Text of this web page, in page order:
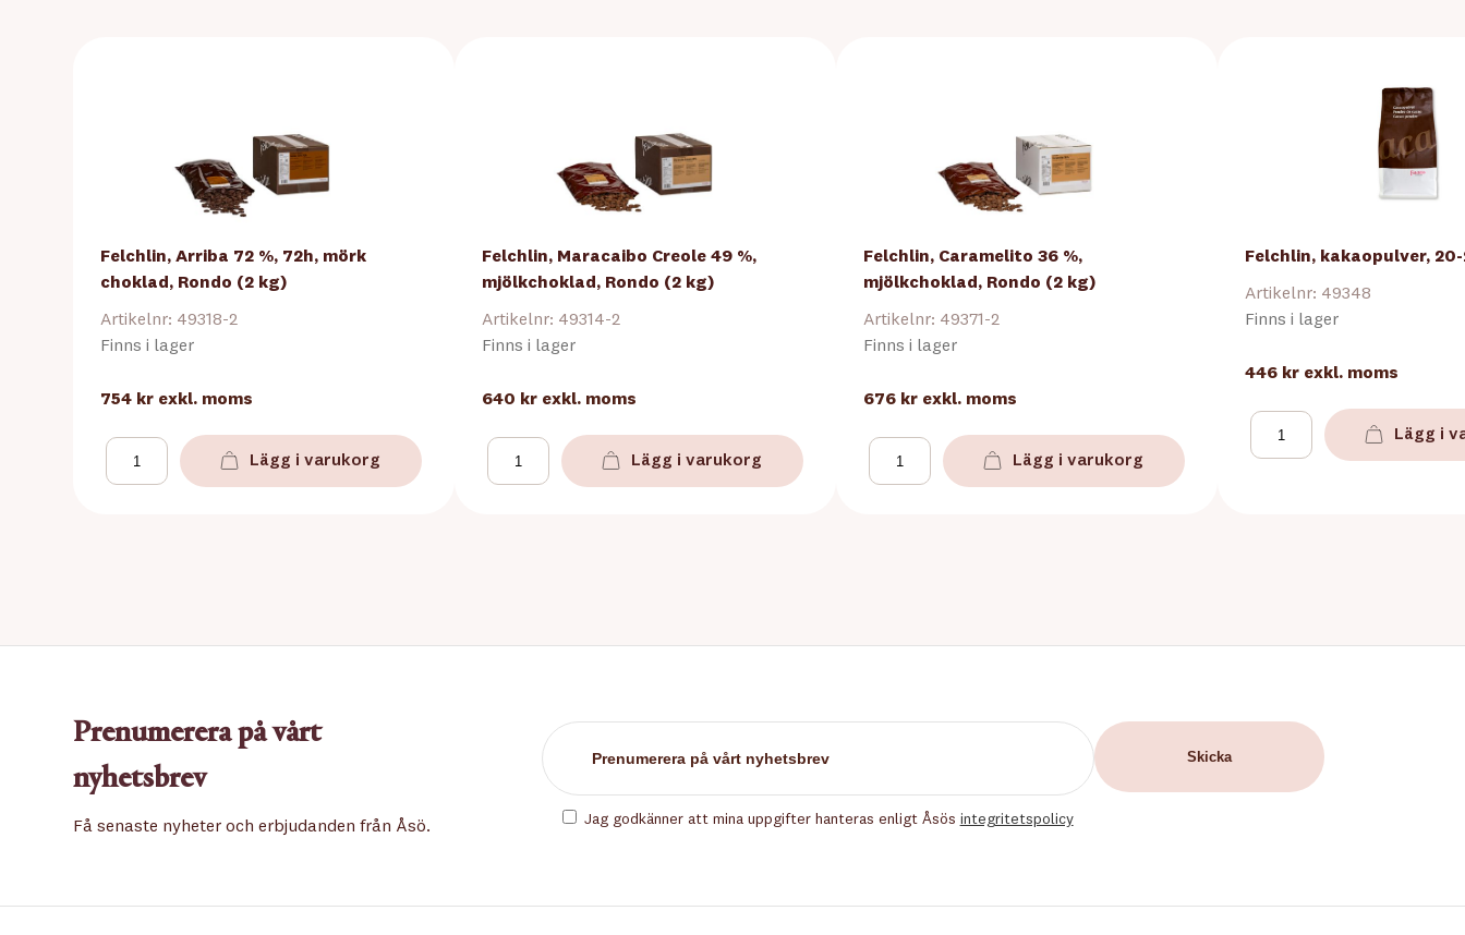
Felchlin, Arriba 72 %, 72h, mörk
choklad, Rondo (2 kg)
Artikelnr: 49318-2
Finns i lager
754 kr exkl. moms
Lägg i varukorg
Felchlin, Maracaibo Creole 49 %,
mjölkchoklad, Rondo (2 kg)
Artikelnr: 49314-2
Finns i lager
640 kr exkl. moms
Lägg i varukorg
Felchlin, Caramelito 36 %,
mjölkchoklad, Rondo (2 kg)
Artikelnr: 49371-2
Finns i lager
676 kr exkl. moms
Lägg i varukorg
Felchlin, kakaopulver, 20-
Artikelnr: 49348
Finns i lager
446 kr exkl. moms
Lägg i
Prenumerera på vårt
nyhetsbrev
Få senaste nyheter och erbjudanden från Åsö. Jag godkänner att mina uppgifter hanteras enligt Åsös integritetspolicy